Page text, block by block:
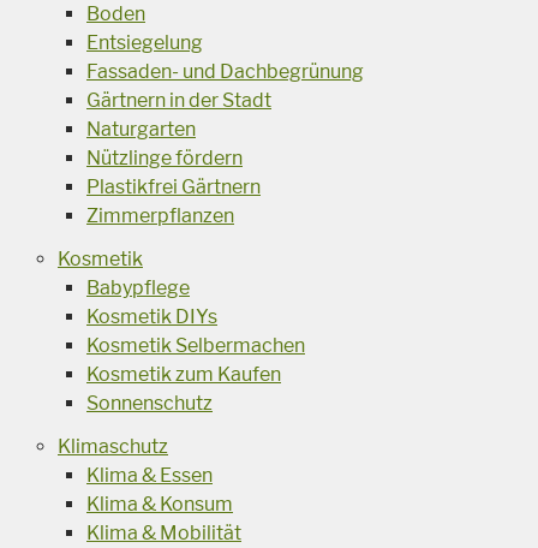
Boden
Entsiegelung
Fassaden- und Dachbegrünung
Gärtnern in der Stadt
Naturgarten
Nützlinge fördern
Plastikfrei Gärtnern
Zimmerpflanzen
Kosmetik
Babypflege
Kosmetik DIYs
Kosmetik Selbermachen
Kosmetik zum Kaufen
Sonnenschutz
Klimaschutz
Klima & Essen
Klima & Konsum
Klima & Mobilität